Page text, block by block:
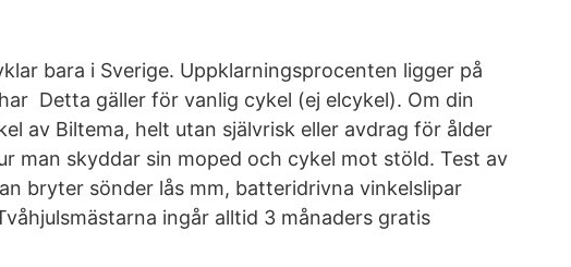
bara i Sverige. Uppklarningsprocenten ligger på
Detta gäller för vanlig cykel (ej elcykel). Om din
av Biltema, helt utan självrisk eller avdrag för ålder
man skyddar sin moped och cykel mot stöld. Test av
bryter sönder lås mm, batteridrivna vinkelslipar
ingår alltid 3 månaders gratis